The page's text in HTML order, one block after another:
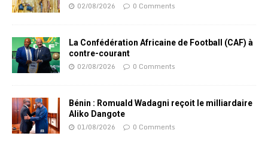
02/08/2026 0 Comments
La Confédération Africaine de Football (CAF) à
contre-courant
02/08/2026 0 Comments
Bénin : Romuald Wadagni reçoit le milliardaire
Aliko Dangote
01/08/2026 0 Comments